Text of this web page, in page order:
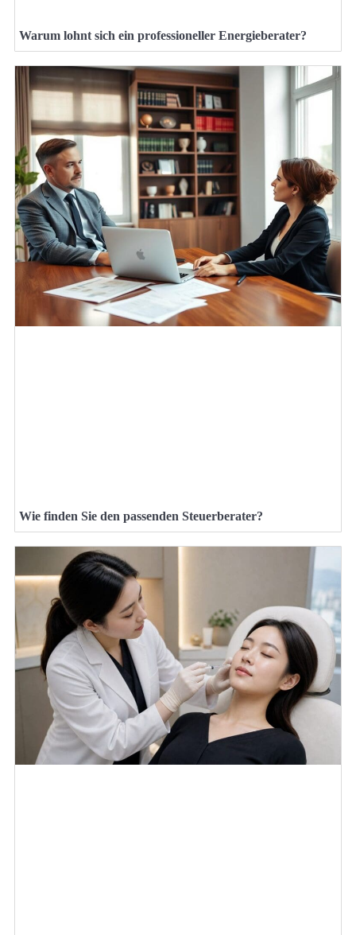
Warum lohnt sich ein professioneller Energieberater?
Wie finden Sie den passenden Steuerberater?